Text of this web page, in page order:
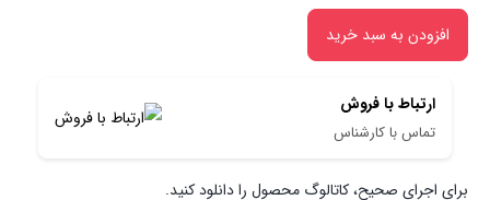
10
لیتری
افزودن به سبد خرید
ارتباط با فروش
تماس با کارشناس
برای اجرای صحیح، کاتالوگ محصول را دانلود کنید.